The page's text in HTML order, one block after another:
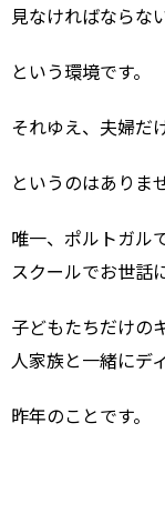
見なければならな
という環境です。
それゆえ、夫婦だ
というのはありま
唯一、ポルトガル
スクールでお世話
子どもたちだけの
人家族と一緒にデ
昨年のことです。